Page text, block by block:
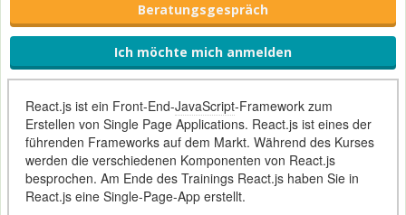
Beratungsgespräch
Ich möchte mich anmelden
React.js ist ein Front-End-JavaScript-Framework zum
Erstellen von Single Page Applications. React.js ist eines der
führenden Frameworks auf dem Markt. Während des Kurses
werden die verschiedenen Komponenten von React.js
besprochen. Am Ende des Trainings React.js haben Sie in
React.js eine Single-Page-App erstellt.